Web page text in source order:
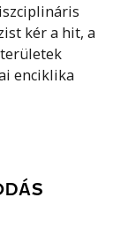
kér a hit, a
enciklika